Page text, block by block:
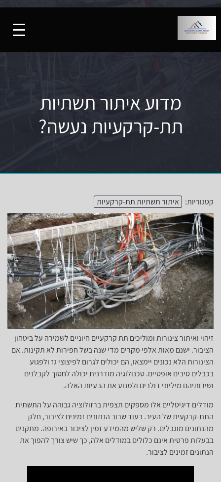
מדוע איתור תשתיות
תת-קרקעיות נעשה?
קטגוריות: איתור תשתיות תת-קרקעיות
זיהוי ואיתור צינורות ומוליכים תת קרקעיים חיוניים לשמירה על ביטחון
הציבור. ישנם מאות אלפי מקרים מדי שנה בשל חפירות לא תקינות. אם
הצינורות הלא נכונים יימצאו, הם יכולים לגרום לפיצוצי גז ולפגוע
בכבלים סיבים אופטיים. טכנולוגיה מודרנית יכולה לחסוך לקבלנים
ושירותיהם מיליוני דולרים ולמנוע את הבעיות האלה.
מודלים דיגיטליים אלו מספקים תצפית ברזולוציה גבוהה על התשתית
התת-קרקעית של העיר. בעוד שרוב הנתונים זמינים לציבור, חלק
מהנתונים מוגבלים. רק שליש מהמידע זמין לציבור באירופה. מתקנים
בבעלות פרטית אינם כלולים במודלים אלה, כך שיש צורך להפוך את
הנתונים זמינים לציבור.